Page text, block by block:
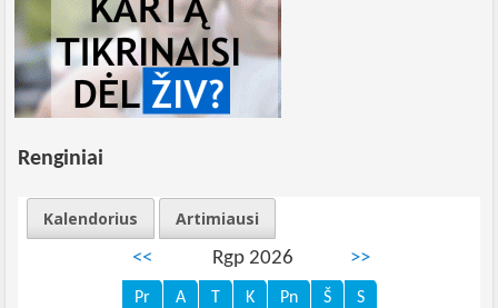
Renginiai
Kalendorius
Artimiausi
<<
Rgp 2026 >>
Pr A T K Pn Š S